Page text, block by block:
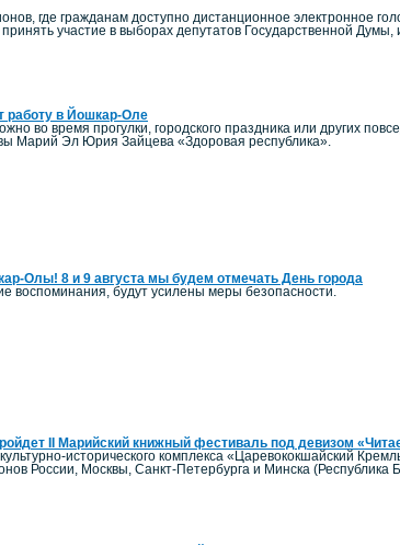
где гражданам доступно дистанционное электронное
участие в выборах депутатов Государственной
работу в Йошкар-Оле
во время прогулки, городского праздника или других
Марий Эл Юрия Зайцева «Здоровая республика».
Олы! 8 и 9 августа мы будем отмечать День города
воспоминания, будут усилены меры безопасности.
II Марийский книжный фестиваль под девизом
исторического комплекса «Царевококшайский
России, Москвы, Санкт-Петербурга и Минска (Республика